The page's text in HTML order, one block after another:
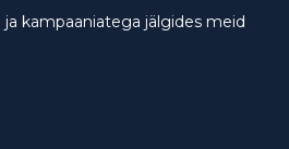
kampaaniatega jälgides meid